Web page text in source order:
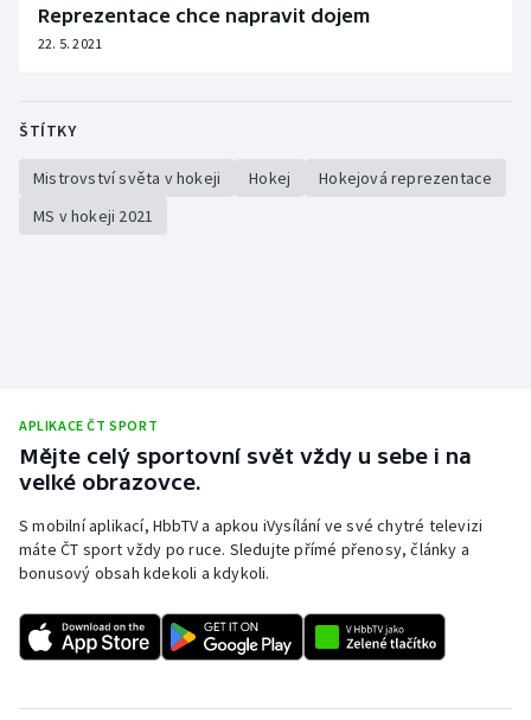
Reprezentace chce napravit dojem
22. 5. 2021
ŠTÍTKY
Mistrovství světa v hokeji Hokej
Hokejová reprezentace
MS v hokeji 2021
APLIKACE ČT SPORT
Mějte celý sportovní svět vždy u sebe i na
velké obrazovce.
S mobilní aplikací, HbbTV a apkou iVysílání ve své chytré televizi
máte ČT sport vždy po ruce. Sledujte přímé přenosy, články a
bonusový obsah kdekoli a kdykoli.